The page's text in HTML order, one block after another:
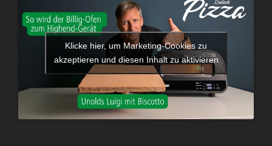
Klicke hier, um Marketing-Cookies zu
akzeptieren und diesen Inhalt zu aktivieren